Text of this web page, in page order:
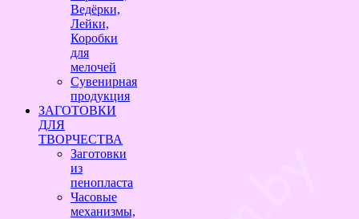
Ведёрки,
Лейки,
Коробки
для
мелочей
Сувенирная
продукция
ЗАГОТОВКИ
ДЛЯ
ТВОРЧЕСТВА
Заготовки
из
пенопласта
Часовые
механизмы,